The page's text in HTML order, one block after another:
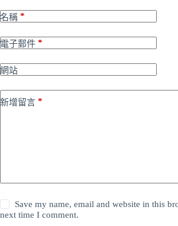
名稱 *
電子郵件 *
網站
新增留言 *
Save my name, email and website in this
next time I comment.